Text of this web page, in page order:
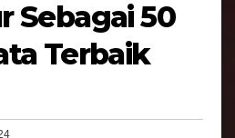
Sebagai 50
Terbaik